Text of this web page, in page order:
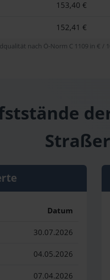
153,40 €
152,41 €
nach Ö-Norm C 1109 in € /
Datum
30.07.2026
04.05.2026
07.04.2026